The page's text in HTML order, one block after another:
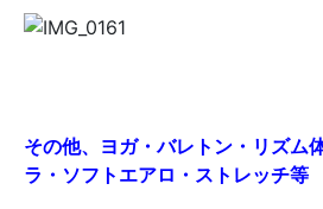
その他、ヨガ・バレトン・リズム
ラ・ソフトエアロ・ストレッチ等